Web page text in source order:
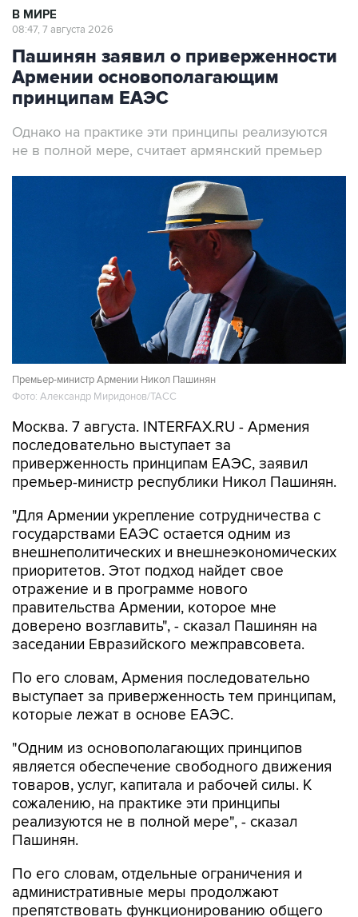
В МИРЕ
08:47, 7 августа 2026
Пашинян заявил о приверженности
Армении основополагающим
принципам ЕАЭС
Однако на практике эти принципы реализуются
не в полной мере, считает армянский премьер
Премьер-министр Армении Никол Пашинян
Фото: Александр Миридонов/ТАСС
Москва. 7 августа. INTERFAX.RU - Армения
последовательно выступает за
приверженность принципам ЕАЭС, заявил
премьер-министр республики Никол Пашинян.
"Для Армении укрепление сотрудничества с
государствами ЕАЭС остается одним из
внешнеполитических и внешнеэкономических
приоритетов. Этот подход найдет свое
отражение и в программе нового
правительства Армении, которое мне
доверено возглавить", - сказал Пашинян на
заседании Евразийского межправсовета.
По его словам, Армения последовательно
выступает за приверженность тем принципам,
которые лежат в основе ЕАЭС.
"Одним из основополагающих принципов
является обеспечение свободного движения
товаров, услуг, капитала и рабочей силы. К
сожалению, на практике эти принципы
реализуются не в полной мере", - сказал
Пашинян.
По его словам, отдельные ограничения и
административные меры продолжают
препятствовать функционированию общего